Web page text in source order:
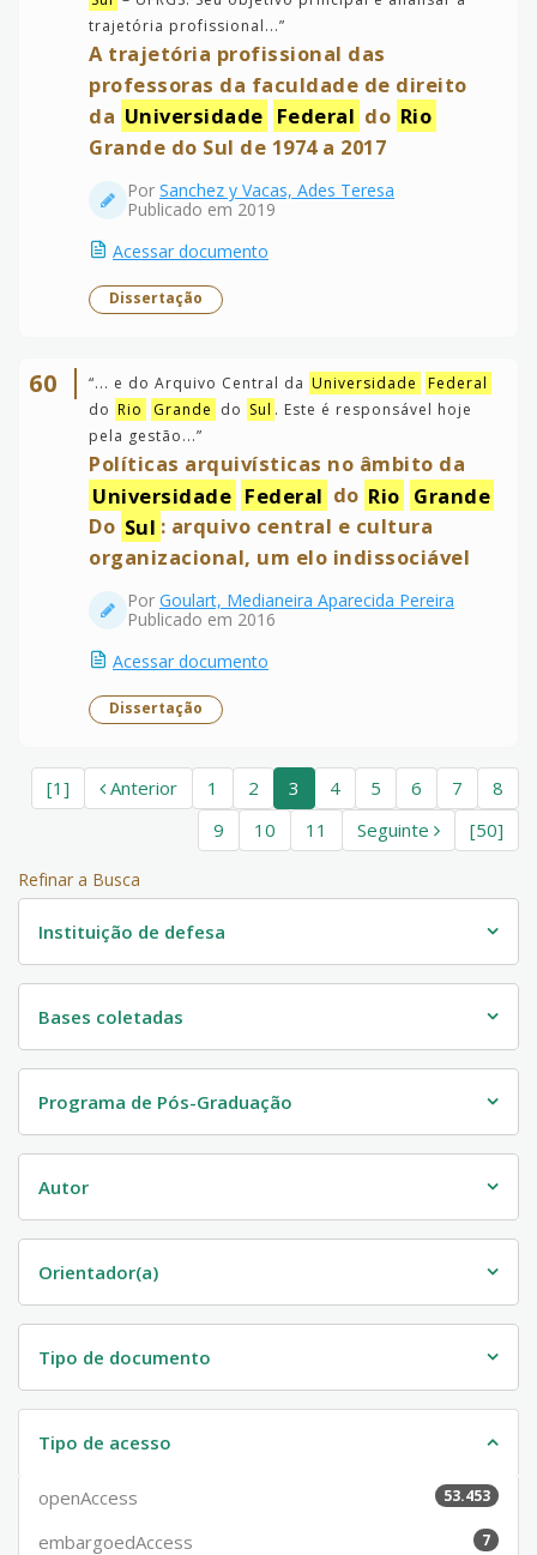
trajetória profissional...”
A trajetória profissional das
professoras da faculdade de direito
da Universidade Federal do Rio
Grande do Sul de 1974 a 2017
Por Sanchez y Vacas, Ades Teresa
Publicado em 2019
Acessar documento
Dissertação
60 “... e do Arquivo Central da Universidade
Federal
do Rio Grande do Sul . Este é responsável hoje
pela gestão...”
Políticas arquivísticas no âmbito da
Universidade Federal do Rio Grande
Do Sul : arquivo central e cultura
organizacional, um elo indissociável
Por Goulart, Medianeira Aparecida Pereira
Publicado em 2016
Acessar documento
Dissertação
[1] Anterior 1 2 3 4 5 6 7
8
9
10 11 Seguinte [50]
Refinar a Busca
Instituição de defesa
Bases coletadas
Programa de Pós-Graduação
Autor
Orientador(a)
Tipo de documento
Tipo de acesso
openAccess 53.453
embargoedAccess 7